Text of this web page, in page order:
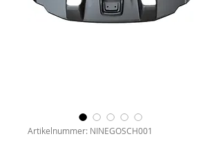
Artikelnummer: NINEGOSCH001